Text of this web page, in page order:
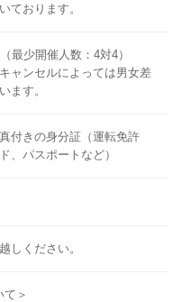
ております。
最少開催人数：4対4）
ャンセルによっては男女差
ます。
付きの身分証（運転免許
、パスポートなど）
しください。
て＞